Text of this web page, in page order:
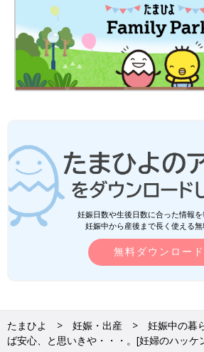
妊娠日数や生後日数に合った情報
妊娠中から産後まで長く使える無
無料ダウンロード
たまひよ 妊娠・出産 妊娠中の暮
ば安心、と思いきや・・・。[妊婦のハッケ